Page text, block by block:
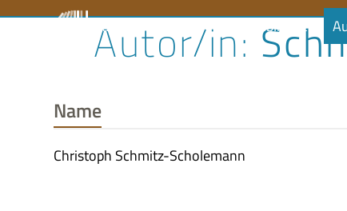
Literaturrat Audiobibliothek
Name
Christoph Schmitz-Scholemann